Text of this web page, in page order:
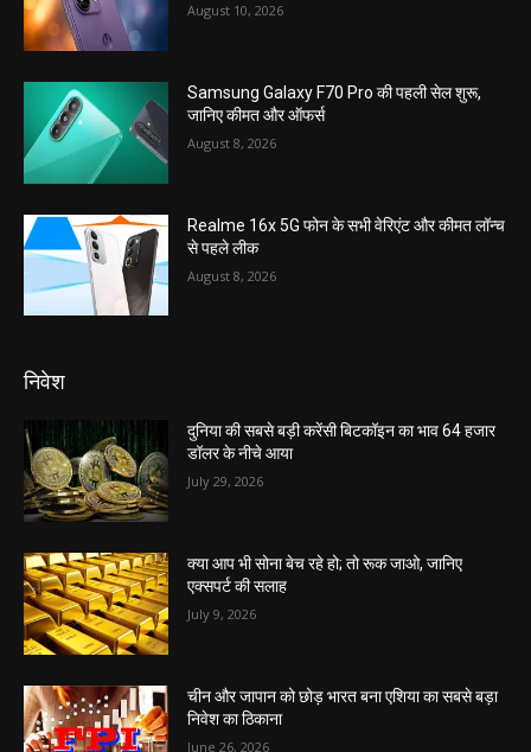
August 10, 2026
Samsung Galaxy F70 Pro की पहली सेल शुरू,
जानिए कीमत और ऑफर्स
August 8, 2026
Realme 16x 5G फोन के सभी वेरिएंट और कीमत लॉन्च
से पहले लीक
August 8, 2026
निवेश
दुनिया की सबसे बड़ी करेंसी बिटकॉइन का भाव 64 हजार
डॉलर के नीचे आया
July 29, 2026
क्या आप भी सोना बेच रहे हो; तो रूक जाओ, जानिए
एक्सपर्ट की सलाह
July 9, 2026
चीन और जापान को छोड़ भारत बना एशिया का सबसे बड़ा
निवेश का ठिकाना
June 26, 2026